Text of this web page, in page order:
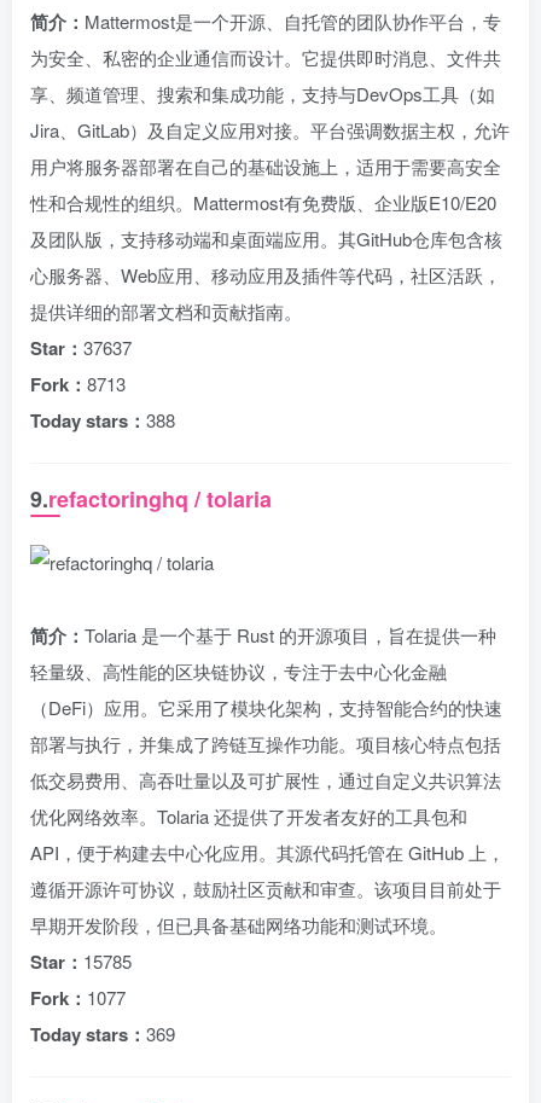
简介： Mattermost是一个开源、自托管的团队协作平台，专
为安全、私密的企业通信而设计。它提供即时消息、文件共
享、频道管理、搜索和集成功能，支持与DevOps工具（如
Jira、GitLab）及自定义应用对接。平台强调数据主权，允许
用户将服务器部署在自己的基础设施上，适用于需要高安全
性和合规性的组织。Mattermost有免费版、企业版E10/E20
及团队版，支持移动端和桌面端应用。其GitHub仓库包含核
心服务器、Web应用、移动应用及插件等代码，社区活跃，
提供详细的部署文档和贡献指南。
Star： 37637
Fork： 8713
Today stars： 388
9.refactoringhq / tolaria
简介： Tolaria 是一个基于 Rust 的开源项目，旨在提供一种
轻量级、高性能的区块链协议，专注于去中心化金融
（DeFi）应用。它采用了模块化架构，支持智能合约的快速
部署与执行，并集成了跨链互操作功能。项目核心特点包括
低交易费用、高吞吐量以及可扩展性，通过自定义共识算法
优化网络效率。Tolaria 还提供了开发者友好的工具包和
API，便于构建去中心化应用。其源代码托管在 GitHub 上，
遵循开源许可协议，鼓励社区贡献和审查。该项目目前处于
早期开发阶段，但已具备基础网络功能和测试环境。
Star： 15785
Fork： 1077
Today stars： 369